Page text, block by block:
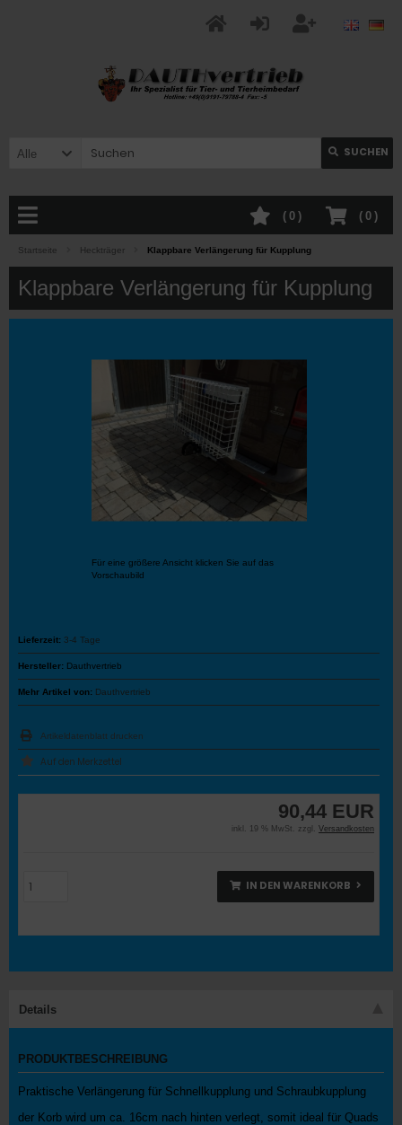
Alle SUCHEN
( 0 )
( 0 )
Startseite Heckträger Klappbare Verlängerung für Kupplung
Klappbare Verlängerung für Kupplung
Für eine größere Ansicht klicken Sie auf das
Vorschaubild
90,44 EUR
inkl. 19 % MwSt. zzgl. Versandkosten
IN DEN WARENKORB
Lieferzeit: 3-4 Tage
Hersteller: Dauthvertrieb
Mehr Artikel von: Dauthvertrieb
Artikeldatenblatt drucken
Details
PRODUKTBESCHREIBUNG
Praktische Verlängerung für Schnellkupplung und Schraubkupplung
der Korb wird um ca. 16cm nach hinten verlegt, somit ideal für Quads